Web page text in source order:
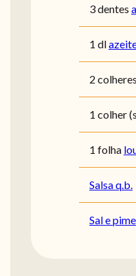
3 dentes
1 dl
2
1 colher
1 folha
Salsa q.b.
Sal e